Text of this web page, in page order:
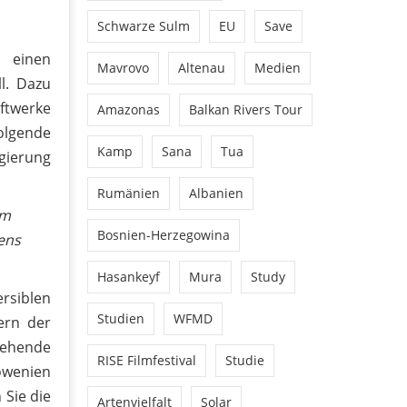
einen
Dazu
der
die
Schwarze Sulm EU Save
Mavrovo Altenau Medien
Amazonas Balkan Rivers Tour
Kamp Sana Tua
Rumänien Albanien
Bosnien-Herzegowina
Hasankeyf Mura Study
Studien WFMD
RISE Filmfestival Studie
Artenvielfalt Solar